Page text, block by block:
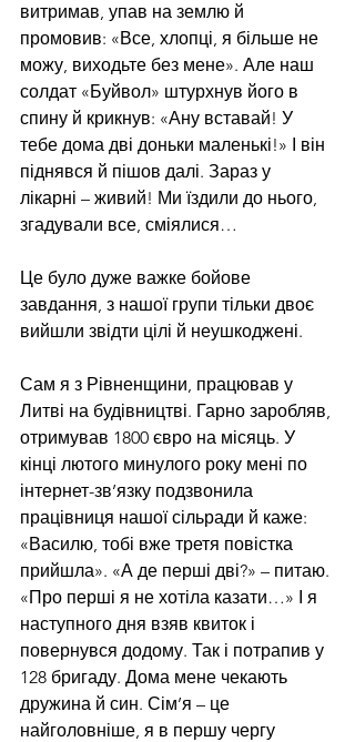
витримав, упав на землю й
промовив: «Все, хлопці, я більше не
можу, виходьте без мене». Але наш
солдат «Буйвол» штурхнув його в
спину й крикнув: «Ану вставай! У
тебе дома дві доньки маленькі!» І він
піднявся й пішов далі. Зараз у
лікарні – живий! Ми їздили до нього,
згадували все, сміялися…
Це було дуже важке бойове
завдання, з нашої групи тільки двоє
вийшли звідти цілі й неушкоджені.
Сам я з Рівненщини, працював у
Литві на будівництві. Гарно заробляв,
отримував 1800 євро на місяць. У
кінці лютого минулого року мені по
інтернет-зв’язку подзвонила
працівниця нашої сільради й каже:
«Василю, тобі вже третя повістка
прийшла». «А де перші дві?» – питаю.
«Про перші я не хотіла казати…» І я
наступного дня взяв квиток і
повернувся додому. Так і потрапив у
128 бригаду. Дома мене чекають
дружина й син. Сім’я – це
найголовніше, я в першу чергу